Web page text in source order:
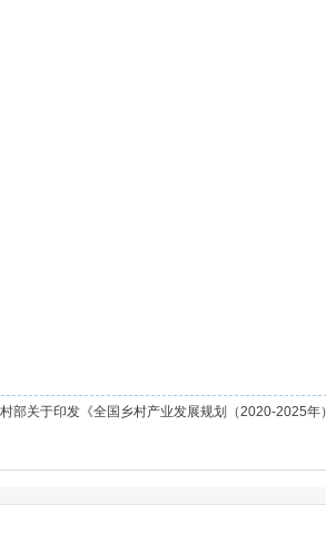
部关于印发《全国乡村产业发展规划（2020-2025年